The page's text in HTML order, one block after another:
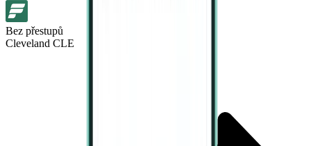
Bez přestupů
Cleveland CLE